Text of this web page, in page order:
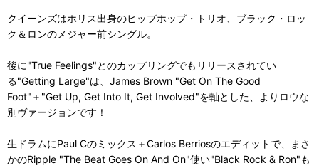
クイーンズはホリス出身のヒップホップ・トリオ、ブラック・ロッ
ク＆ロンのメジャー前シングル。
後に"True Feelings"とのカップリングでもリリースされてい
る"Getting Large"は、James Brown "Get On The Good
Foot"＋"Get Up, Get Into It, Get Involved"を軸とした、よりロウな
別ヴァージョンです！
生ドラムにPaul Cのミックス＋Carlos Berriosのエディットで、まさ
かのRipple "The Beat Goes On And On"使い"Black Rock & Ron"も